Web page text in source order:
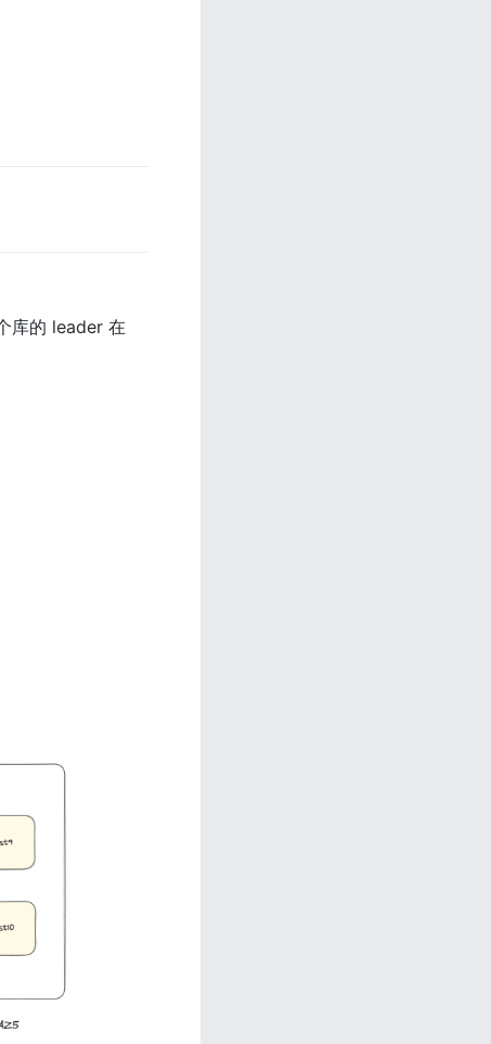
库的 leader 在